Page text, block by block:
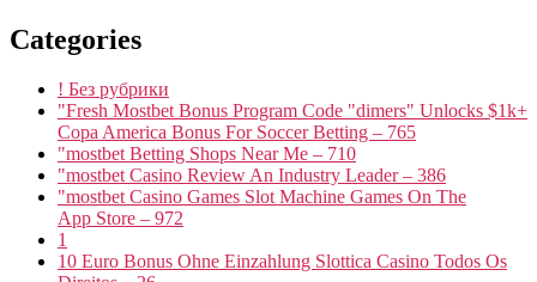
Categories
! Без рубрики
"Fresh Mostbet Bonus Program Code "dimers" Unlocks $1k+
Copa America Bonus For Soccer Betting – 765
"mostbet Betting Shops Near Me – 710
"mostbet Casino Review An Industry Leader – 386
"‎mostbet Casino Games Slot Machine Games On The
App Store – 972
1
10 Euro Bonus Ohne Einzahlung Slottica Casino Todos Os